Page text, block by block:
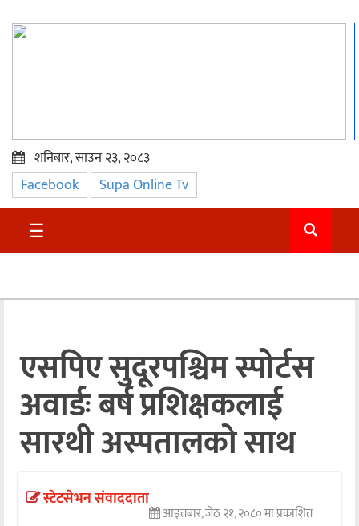
प्रमुख
समाचार
सुदुर
अन्तराष्ट्रिय
अन्तर्वार्ता
अर्थ
खेलकुद
मनोरञ्जन
शनिबार, साउन २३, २०८३
Facebook Supa Online Tv
☰
एसपिए सुदूरपश्चिम स्पोर्टस
अवार्डः बर्ष प्रशिक्षकलाई
सारथी अस्पतालको साथ
स्टेटसेभन संवाददाता
आइतबार, जेठ २१, २०८० मा प्रकाशित